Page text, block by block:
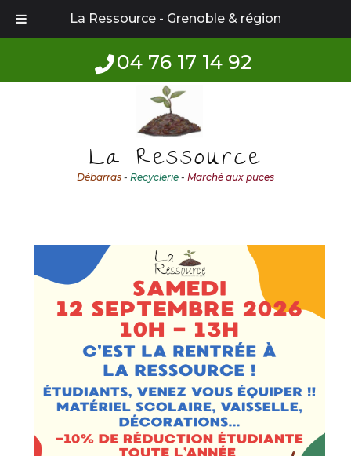
La Ressource - Grenoble & région
04 76 17 14 92
La Ressource
Débarras - Recyclerie - Marché aux puces